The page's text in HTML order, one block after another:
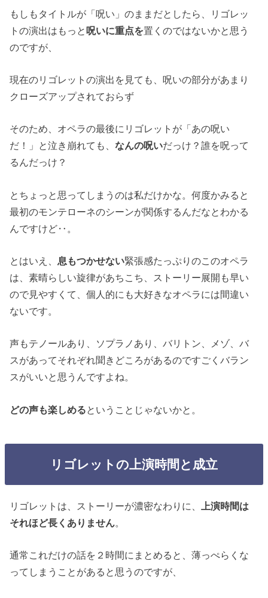
もしもタイトルが「呪い」のままだとしたら、リゴレッ
トの演出はもっと呪いに重点を置くのではないかと思う
のですが、
現在のリゴレットの演出を見ても、呪いの部分があまり
クローズアップされておらず
そのため、オペラの最後にリゴレットが「あの呪い
だ！」と泣き崩れても、なんの呪いだっけ？誰を呪って
るんだっけ？
とちょっと思ってしまうのは私だけかな。何度かみると
最初のモンテローネのシーンが関係するんだなとわかる
んですけど‥。
とはいえ、 息もつかせない緊張感たっぷりのこのオペラ
は、素晴らしい旋律があちこち、ストーリー展開も早い
ので見やすくて、個人的にも大好きなオペラには間違い
ないです。
声もテノールあり、ソプラノあり、バリトン、メゾ、バ
スがあってそれぞれ聞きどころがあるのですごくバラン
スがいいと思うんですよね。
どの声も楽しめるということじゃないかと。
リゴレットの上演時間と成立
リゴレットは、ストーリーが濃密なわりに、
上演時間は
それほど長くありません。
通常これだけの話を２時間にまとめると、薄っぺらくな
ってしまうことがあると思うのですが、